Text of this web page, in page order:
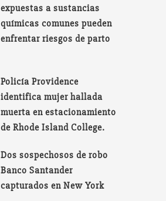
expuestas a sustancias
químicas comunes pueden
enfrentar riesgos de parto
Policía Providence
identifica mujer hallada
muerta en estacionamiento
de Rhode Island College.
Dos sospechosos de robo
Banco Santander
capturados en New York